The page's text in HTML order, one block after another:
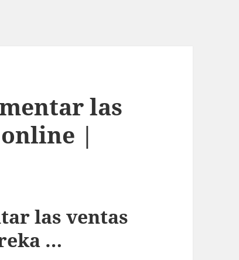
las
|
las ventas
…